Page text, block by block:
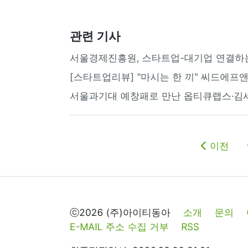
관련 기사
서울경제진흥원, 스타트업-대기업 연결
[스타트업리뷰] "마시는 한 끼" 씨드에프
서울과기대 예창패로 만난 옵티큐랩스·
이전
ⓒ2026 (주)아이티동아 소개 문의
E-MAIL 주소 수집 거부
RSS